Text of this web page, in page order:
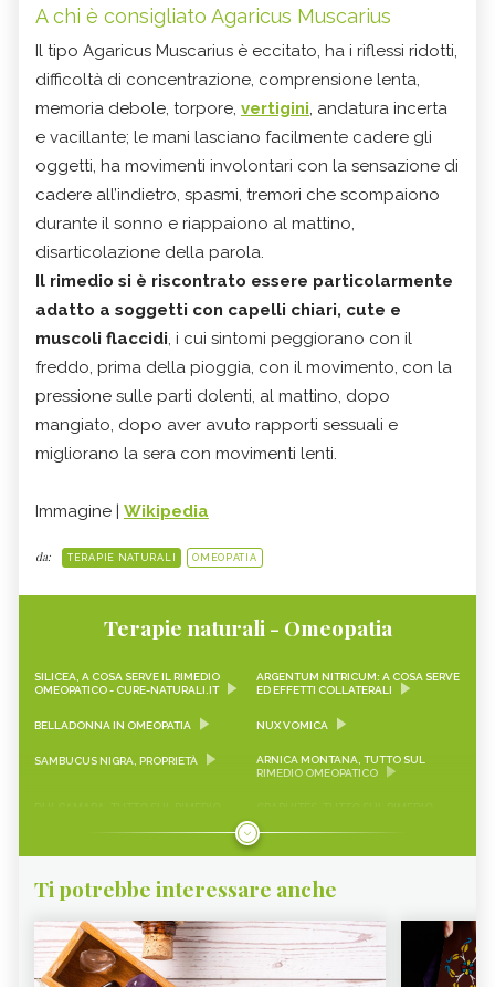
A chi è consigliato Agaricus Muscarius
Il tipo Agaricus Muscarius è eccitato, ha i riflessi ridotti,
difficoltà di concentrazione, comprensione lenta,
memoria debole, torpore, vertigini , andatura incerta
e vacillante; le mani lasciano facilmente cadere gli
oggetti, ha movimenti involontari con la sensazione di
cadere all’indietro, spasmi, tremori che scompaiono
durante il sonno e riappaiono al mattino,
disarticolazione della parola.
Il rimedio si è riscontrato essere particolarmente
adatto a soggetti con capelli chiari, cute e
muscoli flaccidi , i cui sintomi peggiorano con il
freddo, prima della pioggia, con il movimento, con la
pressione sulle parti dolenti, al mattino, dopo
mangiato, dopo aver avuto rapporti sessuali e
migliorano la sera con movimenti lenti.
Immagine | Wikipedia
da: TERAPIE NATURALI OMEOPATIA
Terapie naturali - Omeopatia
SILICEA, A COSA SERVE IL RIMEDIO
OMEOPATICO - CURE-NATURALI.IT
ARGENTUM NITRICUM: A COSA SERVE
ED EFFETTI COLLATERALI
BELLADONNA IN OMEOPATIA NUX VOMICA
SAMBUCUS NIGRA, PROPRIETÀ
ARNICA MONTANA, TUTTO SUL
RIMEDIO OMEOPATICO
DULCAMARA, TUTTO SUL RIMEDIO
GRAPHITES, TUTTO SUL RIMEDIO
HYPERICUM, TUTTO SUL RIMEDIO
IGNATIA AMARA, TUTTO SUL RIMEDIO
KALIUM CHLORATUM, TUTTO SUL
PHYTOLACCA DECANDRA, TUTTO
SUL RIMEDIO OMEOPATICO
SULPHUR, TUTTO SUL RIMEDIO
OMEOPATICO
Ti potrebbe interessare anche